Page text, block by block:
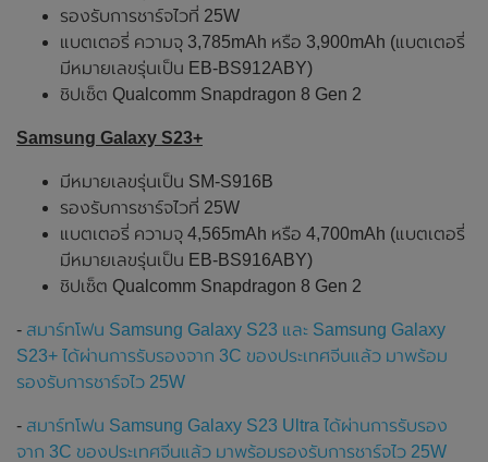
รองรับการชาร์จไวที่ 25W
แบตเตอรี่ ความจุ 3,785mAh หรือ 3,900mAh (แบตเตอรี่
มีหมายเลขรุ่นเป็น EB-BS912ABY)
ชิปเซ็ต Qualcomm Snapdragon 8 Gen 2
Samsung Galaxy S23+
มีหมายเลขรุ่นเป็น SM-S916B
รองรับการชาร์จไวที่ 25W
แบตเตอรี่ ความจุ 4,565mAh หรือ 4,700mAh (แบตเตอรี่
มีหมายเลขรุ่นเป็น EB-BS916ABY)
ชิปเซ็ต Qualcomm Snapdragon 8 Gen 2
- สมาร์ทโฟน Samsung Galaxy S23 และ Samsung Galaxy
S23+ ได้ผ่านการรับรองจาก 3C ของประเทศจีนแล้ว มาพร้อม
รองรับการชาร์จไว 25W
- สมาร์ทโฟน Samsung Galaxy S23 Ultra ได้ผ่านการรับรอง
จาก 3C ของประเทศจีนแล้ว มาพร้อมรองรับการชาร์จไว 25W